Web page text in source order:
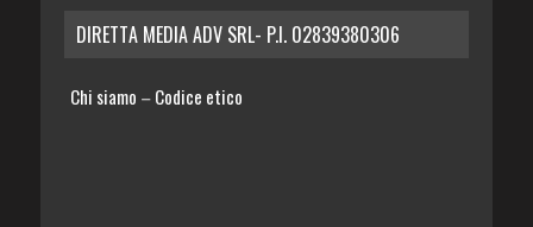
DIRETTA MEDIA ADV SRL- P.I. 02839380306
Chi siamo – Codice etico